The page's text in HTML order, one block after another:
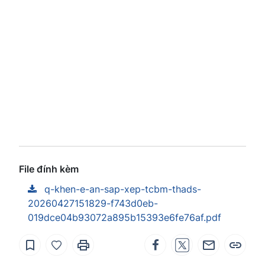
File đính kèm
q-khen-e-an-sap-xep-tcbm-thads-
20260427151829-f743d0eb-
019dce04b93072a895b15393e6fe76af.pdf